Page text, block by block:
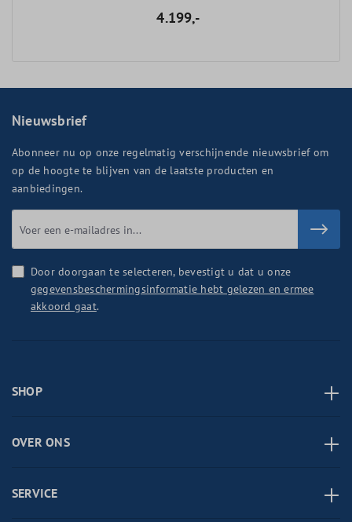
4.199,-
Nieuwsbrief
Abonneer nu op onze regelmatig verschijnende nieuwsbrief om
op de hoogte te blijven van de laatste producten en
aanbiedingen.
Door doorgaan te selecteren, bevestigt u dat u onze
gegevensbeschermingsinformatie hebt gelezen en ermee
akkoord gaat.
SHOP
OVER ONS
SERVICE